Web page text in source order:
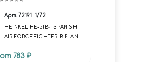
Арт. 72191 1/72
HEINKEL HE-51B-1 SPANISH
AIR FORCE FIGHTER-BIPLANE
ИСТРЕБИТЕЛЬ-БИПЛАН ВВС
от 783 ₽